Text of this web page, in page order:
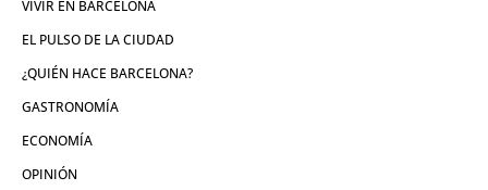
VIVIR EN BARCELONA
EL PULSO DE LA CIUDAD
¿QUIÉN HACE BARCELONA?
GASTRONOMÍA
ECONOMÍA
OPINIÓN